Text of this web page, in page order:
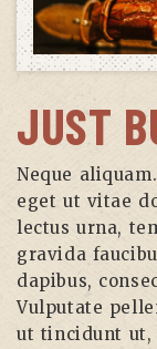
JUST
Neque
eget ut vitae
lectus urna,
gravida
dapibus,
Vulputate
ut tincidunt ut,